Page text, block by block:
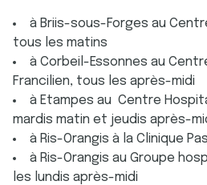
à Briis-sous-Forges au
tous les matins
à Corbeil-Essonnes au
Francilien, tous les après-midi
à Etampes au Centre
mardis matin et jeudis après-
à Ris-Orangis à la Clinique
à Ris-Orangis au Groupe
les lundis après-midi